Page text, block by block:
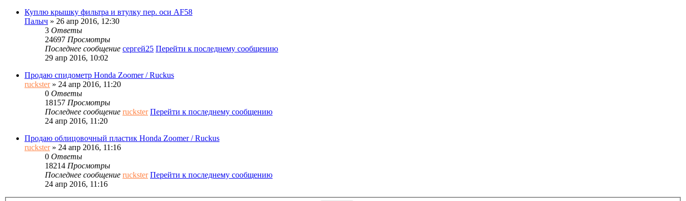
Куплю крышку фильтра и втулку пер. оси AF58
Палыч » 26 апр 2016, 12:30
3 Ответы
24697 Просмотры
Последнее сообщение сергей25 Перейти к последнему сообщению
29 апр 2016, 10:02
Продаю спидометр Honda Zoomer / Ruckus
ruckster» 24 апр 2016, 11:20
0 Ответы
18157 Просмотры
Последнее сообщение ruckster Перейти к последнему сообщению
24 апр 2016, 11:20
Продаю облицовочный пластик Honda Zoomer / Ruckus
ruckster» 24 апр 2016, 11:16
0 Ответы
18214 Просмотры
Последнее сообщение ruckster Перейти к последнему сообщению
24 апр 2016, 11:16